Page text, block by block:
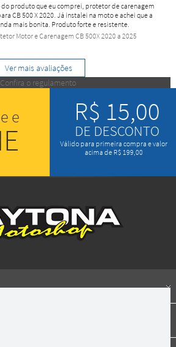
produto que eu comprei, protetor de carenagem
CB 500 X 2020. Já instalei na moto e achei que a
mais bonita. Produto forte e resistente.
Motor e Carenagem CB 500X 2020 a 2025
Ver mais avaliações
e R$ 15,00
DE DESCONTO
Válido para primeira compra e valor
acima de R$ 199,00